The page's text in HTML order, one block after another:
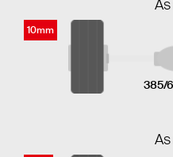
10mm
385/